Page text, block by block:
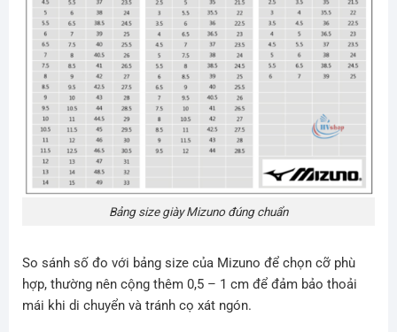
Bảng size giày Mizuno đúng chuẩn
So sánh số đo với bảng size của Mizuno để chọn cỡ phù
hợp, thường nên cộng thêm 0,5 – 1 cm để đảm bảo thoải
mái khi di chuyển và tránh cọ xát ngón.